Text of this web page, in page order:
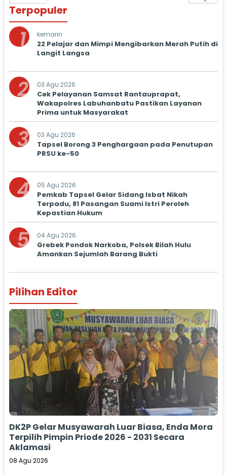
Terpopuler
1 kemarin
22 Pelajar dan Mimpi Mengibarkan Merah Putih di
Langit Langsa
2 03 Agu 2026
Cek Pelayanan Samsat Rantauprapat,
Wakapolres Labuhanbatu Pastikan Layanan
Prima untuk Masyarakat
3 03 Agu 2026
Tapsel Borong 3 Penghargaan pada Penutupan
PRSU ke-50
4 05 Agu 2026
Pemkab Tapsel Gelar Sidang Isbat Nikah
Terpadu, 81 Pasangan Suami Istri Peroleh
Kepastian Hukum
5 04 Agu 2026
Grebek Pondok Narkoba, Polsek Bilah Hulu
Amankan Sejumlah Barang Bukti
Pilihan Editor
DK2P Gelar Musyawarah Luar Biasa, Enda Mora
Terpilih Pimpin Priode 2026 - 2031 Secara
Aklamasi
08 Agu 2026